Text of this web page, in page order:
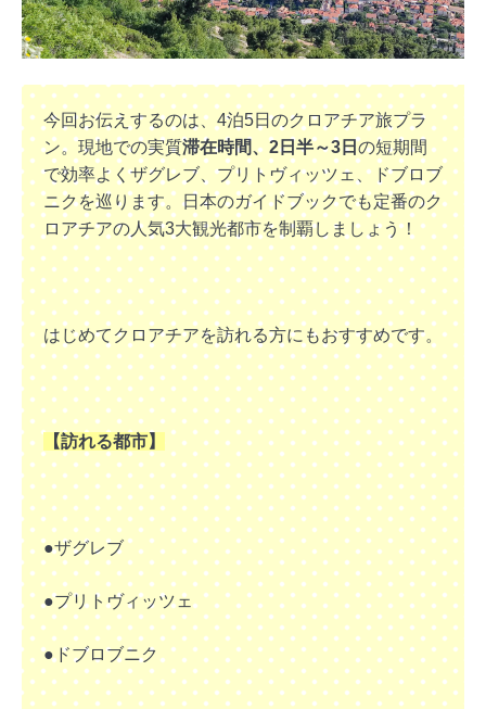
今回お伝えするのは、4泊5日のクロアチア旅プラ
ン。現地での実質滞在時間、2日半～3日の短期間
で効率よくザグレブ、プリトヴィッツェ、ドブロブ
ニクを巡ります。日本のガイドブックでも定番のク
ロアチアの人気3大観光都市を制覇しましょう！
はじめてクロアチアを訪れる方にもおすすめです。
【訪れる都市】
●ザグレブ
●プリトヴィッツェ
●ドブロブニク